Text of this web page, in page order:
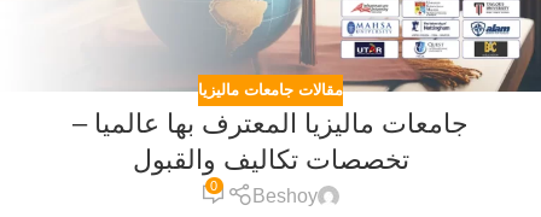
مقالات جامعات ماليزيا
جامعات ماليزيا المعترف بها عالميا –
تخصصات تكاليف والقبول
Beshoy
0